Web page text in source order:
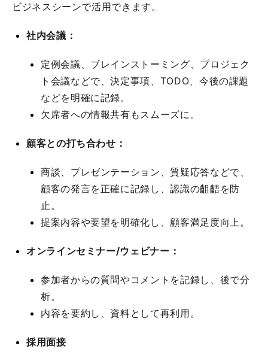
ビジネスシーンで活用できます。
社内会議：
定例会議、ブレインストーミング、プロジェク
ト会議などで、決定事項、TODO、今後の課題
などを明確に記録。
欠席者への情報共有もスムーズに。
顧客との打ち合わせ：
商談、プレゼンテーション、質疑応答などで、
顧客の発言を正確に記録し、認識の齟齬を防
止。
提案内容や要望を明確化し、顧客満足度向上。
オンラインセミナー/ウェビナー：
参加者からの質問やコメントを記録し、後で分
析。
内容を要約し、資料として再利用。
採用面接